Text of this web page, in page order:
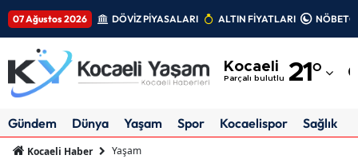
07 Ağustos 2026 DÖVİZ PİYASALARI ALTIN FİYATLARI
Kocaeli
Parçalı bulutlu 21°
Adıyaman
Gündem Dünya Yaşam Spor Kocaelispor Sağlık
Kocaeli Haber Yaşam